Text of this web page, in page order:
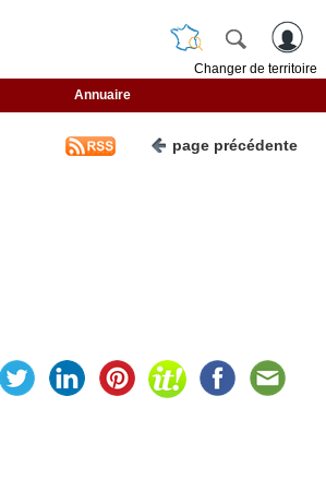
Changer de territoire
Annuaire
page précédente